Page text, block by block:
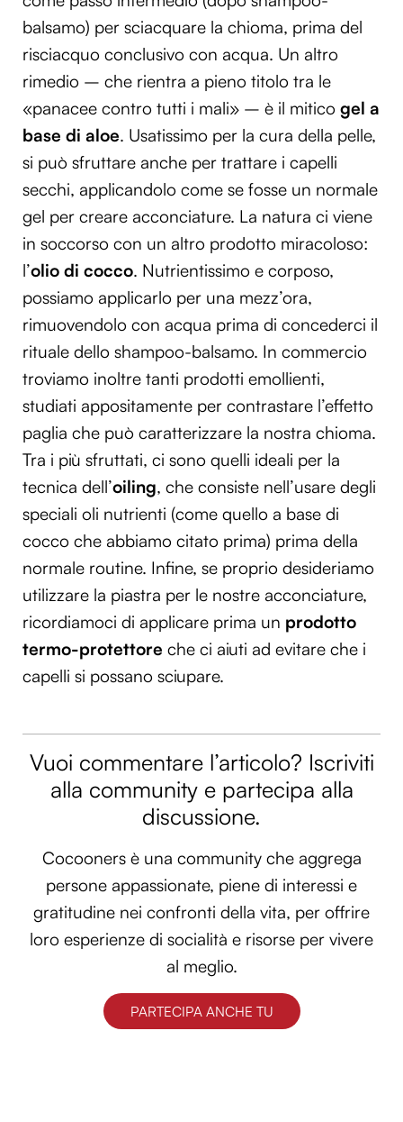
balsamo) per sciacquare la chioma, prima del
risciacquo conclusivo con acqua. Un altro
rimedio – che rientra a pieno titolo tra le
«panacee contro tutti i mali» – è il mitico gel a
base di aloe. Usatissimo per la cura della pelle,
si può sfruttare anche per trattare i capelli
secchi, applicandolo come se fosse un normale
gel per creare acconciature. La natura ci viene
in soccorso con un altro prodotto miracoloso:
l’olio di cocco. Nutrientissimo e corposo,
possiamo applicarlo per una mezz’ora,
rimuovendolo con acqua prima di concederci il
rituale dello shampoo-balsamo. In commercio
troviamo inoltre tanti prodotti emollienti,
studiati appositamente per contrastare l’effetto
paglia che può caratterizzare la nostra chioma.
Tra i più sfruttati, ci sono quelli ideali per la
tecnica dell’oiling, che consiste nell’usare degli
speciali oli nutrienti (come quello a base di
cocco che abbiamo citato prima) prima della
normale routine. Infine, se proprio desideriamo
utilizzare la piastra per le nostre acconciature,
ricordiamoci di applicare prima un prodotto
termo-protettore che ci aiuti ad evitare che i
capelli si possano sciupare.
Vuoi commentare l’articolo? Iscriviti
alla community e partecipa alla
discussione.
Cocooners è una community che aggrega
persone appassionate, piene di interessi e
gratitudine nei confronti della vita, per offrire
loro esperienze di socialità e risorse per vivere
al meglio.
PARTECIPA ANCHE TU